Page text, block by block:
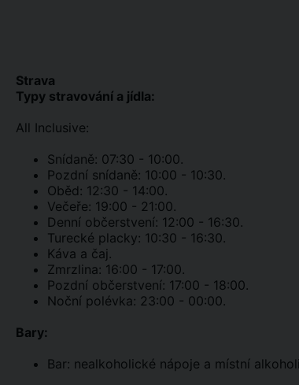
Strava
Typy stravování a jídla:
All Inclusive:
Snídaně: 07:30 - 10:00.
Pozdní snídaně: 10:00 - 10:30.
Oběd: 12:30 - 14:00.
Večeře: 19:00 - 21:00.
Denní občerstvení: 12:00 - 16:30.
Turecké placky: 10:30 - 16:30.
Káva a čaj.
Zmrzlina: 16:00 - 17:00.
Pozdní občerstvení: 17:00 - 18:00.
Noční polévka: 23:00 - 00:00.
Bary:
Bar: nealkoholické nápoje a místní